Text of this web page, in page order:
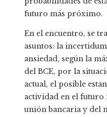
futuro más próximo.
En el encuentro, se
asuntos: la
ansiedad, según la
del BCE, por la
actual, el posible
actividad en el futuro
unión bancaria y del